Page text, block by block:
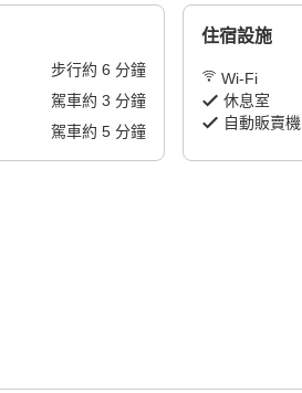
步行約 6 分鐘
駕車約 3 分鐘
駕車約 5分鐘
住宿設施
Wi-Fi
休息室
自動販賣機